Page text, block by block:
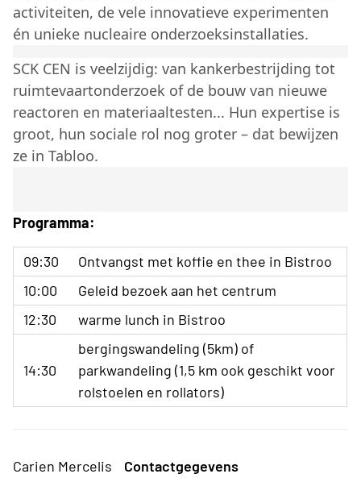
activiteiten, de vele innovatieve experimenten
én unieke nucleaire onderzoeksinstallaties.
SCK CEN is veelzijdig: van kankerbestrijding tot
ruimtevaartonderzoek of de bouw van nieuwe
reactoren en materiaaltesten... Hun expertise is
groot, hun sociale rol nog groter – dat bewijzen
ze in Tabloo.
Programma:
09:30
Ontvangst met koffie en thee in Bistroo
10:00
Geleid bezoek aan het centrum
12:30
warme lunch in Bistroo
14:30
bergingswandeling (5km) of
parkwandeling (1,5 km ook geschikt voor
rolstoelen en rollators)
Carien Mercelis
Contactgegevens